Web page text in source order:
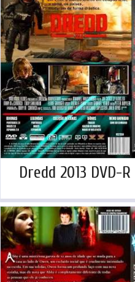
Dredd 2013 DVD-R